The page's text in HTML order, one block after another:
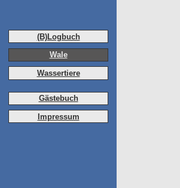
(B)Logbuch
Wale
Wassertiere
Gästebuch
Impressum